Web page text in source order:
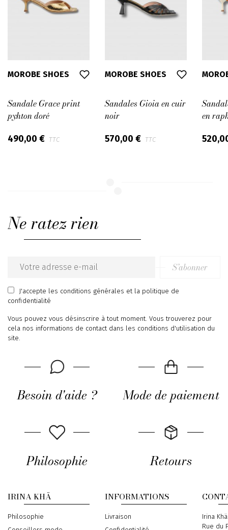
MOROBE SHOES
Sandale Grace print
pyhton doré
490,00 € TTC
MOROBE SHOES
Sandales Gioia en cuir
noir
570,00 € TTC
en
Ne ratez rien
Email
address
S’abonner
J'accepte les conditions générales et la politique de
confidentialité
Vous pouvez vous désinscrire à tout moment. Vous trouverez pour
cela nos informations de contact dans les conditions d'utilisation du
site.
Besoin d'aide ? Mode de paiement
Philosophie Retours
IRINA KHÄ
Philosophie
INFORMATIONS
Livraison
Address
Irina Khä
Rue du